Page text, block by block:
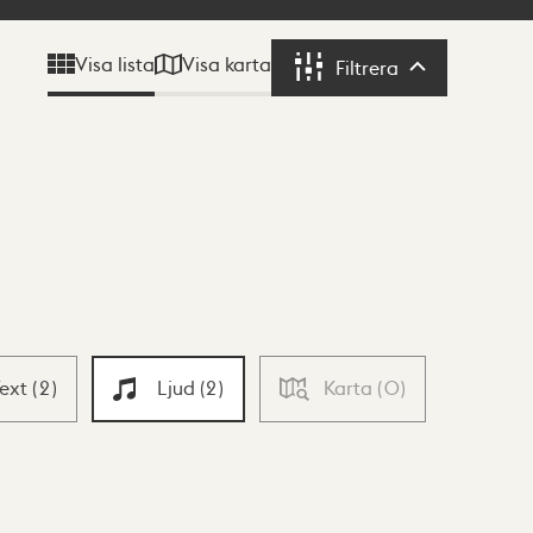
Visa lista Visa karta Filtrera Filtrera
(2) Ljud (2) Karta (0)